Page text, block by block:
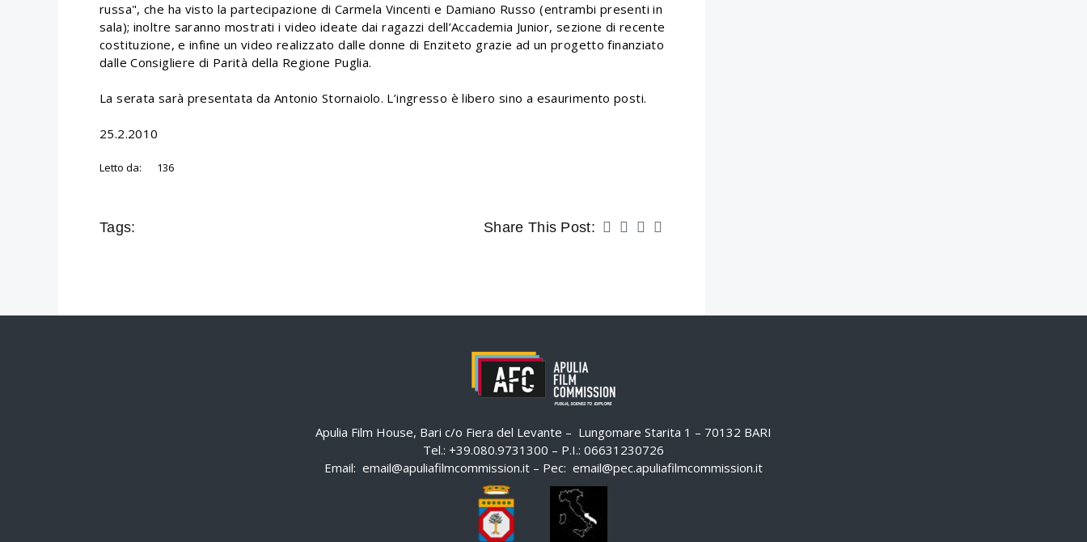
russa", che ha visto la partecipazione di Carmela Vincenti e Damiano Russo (entrambi presenti in
sala); inoltre saranno mostrati i video ideate dai ragazzi dell’Accademia Junior, sezione di recente
costituzione, e infine un video realizzato dalle donne di Enziteto grazie ad un progetto finanziato
dalle Consigliere di Parità della Regione Puglia.
La serata sarà presentata da Antonio Stornaiolo. L’ingresso è libero sino a esaurimento posti.
25.2.2010
Letto da: 136
Tags: Share This Post:
Apulia Film House, Bari c/o Fiera del Levante – Lungomare Starita 1 – 70132 BARI
Tel.: +39.080.9731300 – P.I.: 06631230726
Email: email@apuliafilmcommission.it – Pec: email@pec.apuliafilmcommission.it